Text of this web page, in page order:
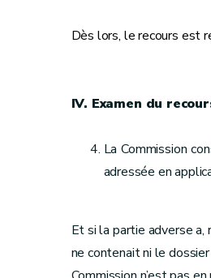
Dès lors, le recours est
IV. Examen du
La Commission
adressée en
Et si la partie adverse a,
ne contenait ni le